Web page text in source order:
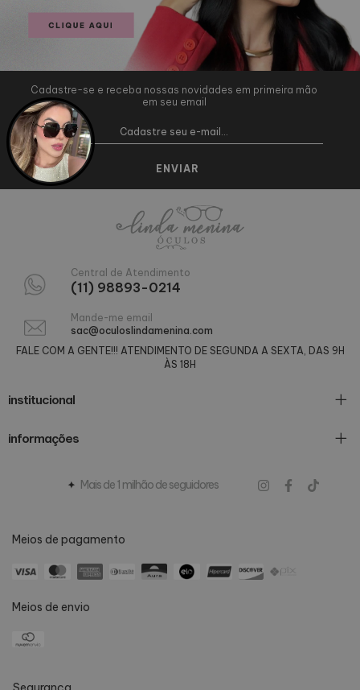
Central de Atendimento
(11) 98893-0214
Mande-me email
sac@oculoslindamenina.com
FALE COM A GENTE!!! ATENDIMENTO DE SEGUNDA A SEXTA, DAS 9H
ÀS 18H
institucional
informações
Mais de 1 milhão de seguidores
Cadastre-se e receba nossas novidades em primeira mão
em seu email
Meios de pagamento
Meios de envio